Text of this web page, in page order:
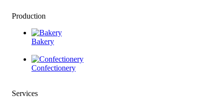
Production
Bakery
Confectionery
Services